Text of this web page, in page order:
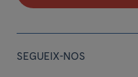
SEGUEIX-NOS